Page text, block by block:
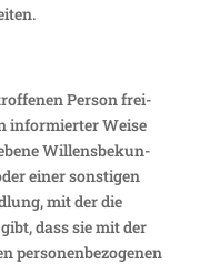
Person frei­
infor­mierter Weise
Willens­be­kun­
einer sons­tigen
mit der die
dass sie mit der
perso­nen­be­zo­genen